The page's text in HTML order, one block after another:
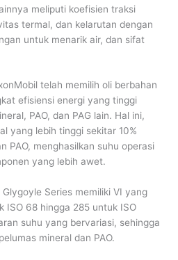
meliputi koefisien traksi
termal, dan kelarutan dengan
untuk menarik air, dan sifat
telah memilih oli berbahan
efisiensi energi yang tinggi
PAO, dan PAG lain. Hal ini,
yang lebih tinggi sekitar 10%
PAO, menghasilkan suhu operasi
yang lebih awet.
Series memiliki VI yang
ISO 68 hingga 285 untuk ISO
suhu yang bervariasi, sehingga
mineral dan PAO.